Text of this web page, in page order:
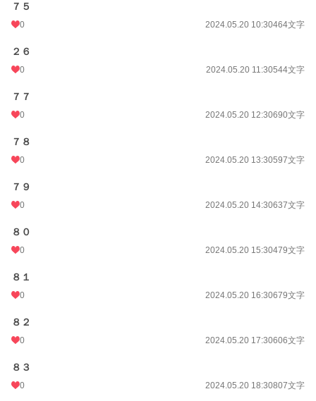
７５
0 2024.05.20 10:30464文字
２６
0 2024.05.20 11:30544文字
７７
0 2024.05.20 12:30690文字
７８
0 2024.05.20 13:30597文字
７９
0 2024.05.20 14:30637文字
８０
0 2024.05.20 15:30479文字
８１
0 2024.05.20 16:30679文字
８２
0 2024.05.20 17:30606文字
８３
0 2024.05.20 18:30807文字